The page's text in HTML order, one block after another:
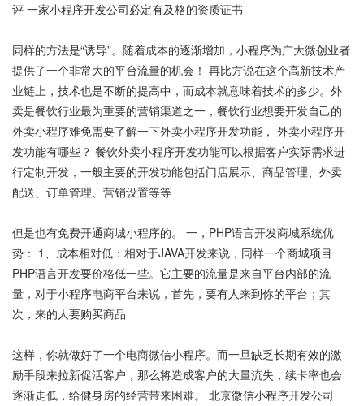
评 一家小程序开发公司必定有及格的资质证书
同样的方法是“诱导”。随着成本的逐渐增加，小程序为广大微创业者
提供了一个非常大的平台流量的机会！ 再比方说在这个高新技术产
业链上，技术也是不断的提高中，而成本就意味着技术的多少。外
卖是餐饮行业最为重要的营销渠道之一，餐饮行业想要开发自己的
外卖小程序难免需要了解一下外卖小程序开发功能， 外卖小程序开
发功能有哪些？ 餐饮外卖小程序开发功能可以根据客户实际需求进
行定制开发，一般主要的开发功能包括门店展示、商品管理、外卖
配送、订单管理、营销设置等等
但是也有免费开通商城小程序的。 一，PHP语言开发商城系统优
势： 1、成本相对低：相对于JAVA开发来说，同样一个商城项目
PHP语言开发要价格低一些。它主要的流量是来自平台内部的流
量，对于小程序电商平台来说，首先，要有人来到你的平台；其
次，来的人要购买商品
这样，你就做好了一个电商微信小程序。而一旦缺乏长期有效的激
励手段来拉新促活客户，那么将造成客户的大量流失，续卡率也会
逐渐走低，给健身房的经营带来困难。 北京微信小程序开发公司